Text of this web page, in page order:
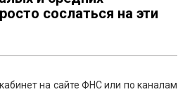
сослаться на эти
на сайте ФНС или по каналам